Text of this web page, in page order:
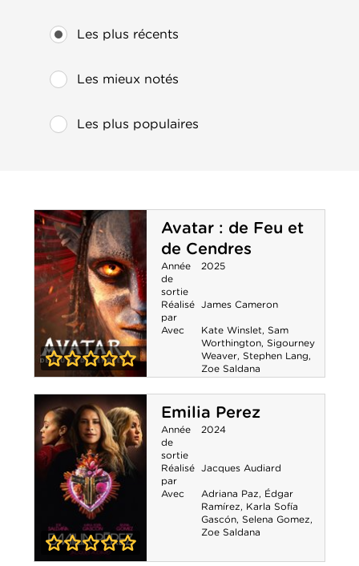
Les plus récents
Les mieux notés
Les plus populaires
Avatar : de Feu et
de Cendres
Avatar : de Feu
et de Cendres
Année
de
sortie
2025
Réalisé
par
James Cameron
Avec Kate Winslet, Sam
Worthington, Sigourney
Weaver, Stephen Lang,
Zoe Saldana
Emilia Perez
Année
de
sortie
2024
Réalisé
par
Jacques Audiard
Avec Adriana Paz, Édgar
Ramírez, Karla Sofía
Gascón, Selena Gomez,
Zoe Saldana